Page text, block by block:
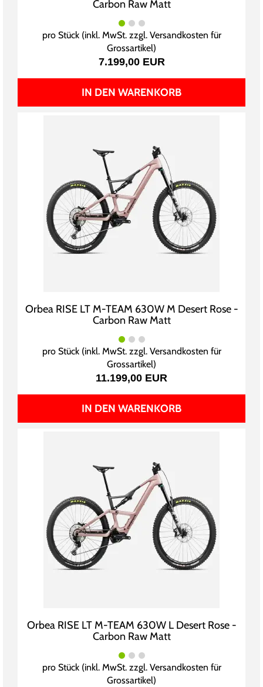
Carbon Raw Matt
pro Stück (inkl. MwSt. zzgl. Versandkosten für
Grossartikel)
7.199,00 EUR
IN DEN WARENKORB
Orbea RISE LT M-TEAM 630W M Desert Rose -
Carbon Raw Matt
pro Stück (inkl. MwSt. zzgl. Versandkosten für
Grossartikel)
11.199,00 EUR
IN DEN WARENKORB
Orbea RISE LT M-TEAM 630W L Desert Rose -
Carbon Raw Matt
pro Stück (inkl. MwSt. zzgl. Versandkosten für
Grossartikel)